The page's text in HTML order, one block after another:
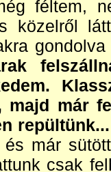
féltem,
közelről
majd már
és már
csak